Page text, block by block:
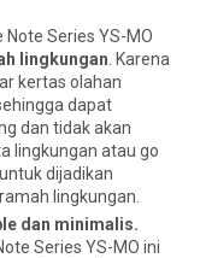
Series YS-MO
lingkungan . Karena
kertas olahan
dapat
dan tidak akan
lingkungan atau go
dijadikan
lingkungan.
dan minimalis.
Series YS-MO ini